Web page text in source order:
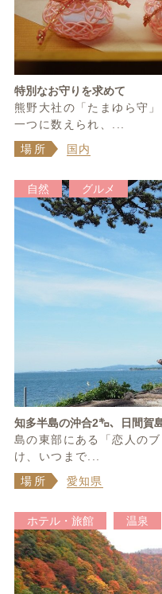
特別なお守りを求めて
熊野大社の「たまゆら守
一つに数えられ、...
場所
国内
自然 グルメ
知多半島の沖合2㌔、日間賀
島の東部にある「恋人の
け、いつまで...
場所
愛知県
ホテル・旅館 温泉